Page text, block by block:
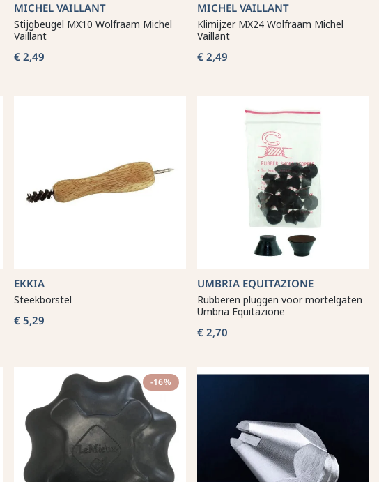
MICHEL VAILLANT
Stijgbeugel MX10 Wolfraam Michel
Vaillant
€ 2,49
MICHEL VAILLANT
Klimijzer MX24 Wolfraam Michel
Vaillant
€ 2,49
EKKIA
Steekborstel
€ 5,29
UMBRIA EQUITAZIONE
Rubberen pluggen voor mortelgaten
Umbria Equitazione
€ 2,70
-16%